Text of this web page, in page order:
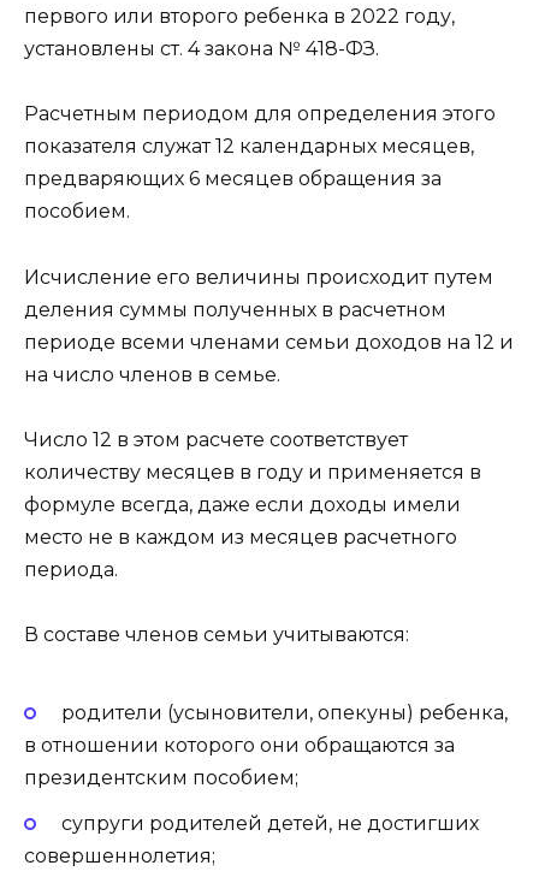
первого или второго ребенка в 2022 году,
установлены ст. 4 закона № 418-ФЗ.
Расчетным периодом для определения этого
показателя служат 12 календарных месяцев,
предваряющих 6 месяцев обращения за
пособием.
Исчисление его величины происходит путем
деления суммы полученных в расчетном
периоде всеми членами семьи доходов на 12 и
на число членов в семье.
Число 12 в этом расчете соответствует
количеству месяцев в году и применяется в
формуле всегда, даже если доходы имели
место не в каждом из месяцев расчетного
периода.
В составе членов семьи учитываются:
родители (усыновители, опекуны) ребенка,
в отношении которого они обращаются за
президентским пособием;
супруги родителей детей, не достигших
совершеннолетия;